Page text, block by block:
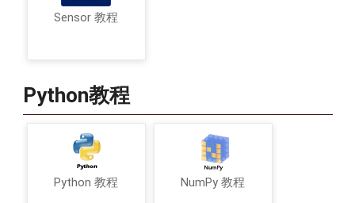
Sensor 教程
Python教程
Python 教程 NumPy 教程